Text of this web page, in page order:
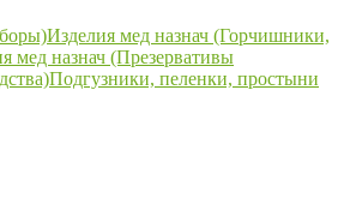
Изделия мед назнач (Горчишники,
мед назнач (Презервативы
Подгузники, пеленки, простыни